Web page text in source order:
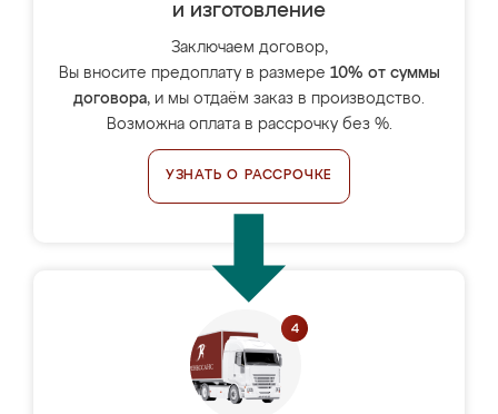
и изготовление
Заключаем договор,
Вы вносите предоплату в размере 10% от суммы
договора, и мы отдаём заказ в производство.
Возможна оплата в рассрочку без %.
УЗНАТЬ О РАССРОЧКЕ